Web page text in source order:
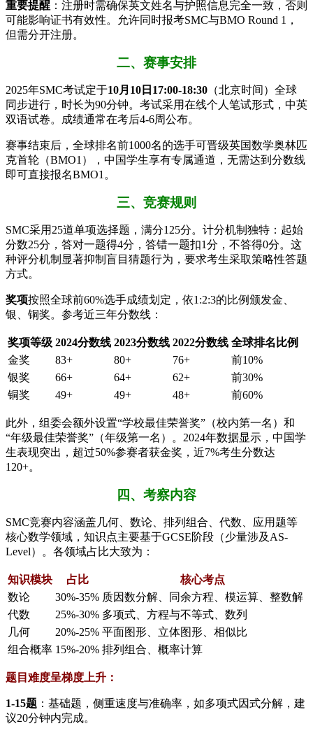
​重要提醒​ ​：注册时需确保英文姓名与护照信息完全一致，否则
可能影响证书有效性。允许同时报考SMC与BMO Round 1，
但需分开注册。
二、赛事安排
2025年SMC考试定于​​10月10日17:00-18:30​ ​（北京时间）全球
同步进行，时长为90分钟。考试采用在线个人笔试形式，中英
双语试卷。成绩通常在考后4-6周公布。
赛事结束后，全球排名前1000名的选手可晋级英国数学奥林匹
克首轮（BMO1），中国学生享有专属通道，无需达到分数线
即可直接报名BMO1。
三、竞赛规则
SMC采用25道单项选择题，满分125分。计分机制独特：起始
分数25分，答对一题得4分，答错一题扣1分，不答得0分。这
种评分机制显著抑制盲目猜题行为，要求考生采取策略性答题
方式。
奖项按照全球前60%选手成绩划定，依1:2:3的比例颁发金、
银、铜奖。参考近三年分数线：
奖项等级 2024分数线 2023分数线 2022分数线 全球排名比例
金奖
83+ 80+ 76+
前10%
银奖
66+ 64+ 62+
前30%
铜奖
49+ 49+ 48+ 前60%
此外，组委会额外设置“学校最佳荣誉奖”（校内第一名）和
“年级最佳荣誉奖”（年级第一名）。2024年数据显示，中国学
生表现突出，超过50%参赛者获金奖，近7%考生分数达
120+。
四、考察内容
SMC竞赛内容涵盖几何、数论、排列组合、代数、应用题等
核心数学领域，知识点主要基于GCSE阶段（少量涉及AS-
Level）。各领域占比大致为：
知识模块 占比
核心考点
数论
30%-35% 质因数分解、同余方程、模运算、整数解
代数
25%-30% 多项式、方程与不等式、数列
几何
20%-25% 平面图形、立体图形、相似比
组合概率 15%-20% 排列组合、概率计算
题目难度呈梯度上升：
​1-15题​ ​：基础题，侧重速度与准确率，如多项式因式分解，建
议20分钟内完成。